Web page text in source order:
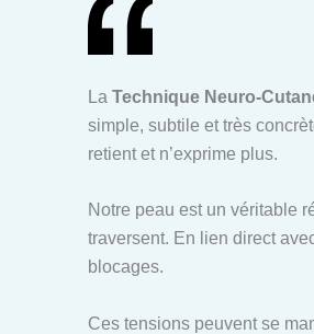
La Technique Neuro-
simple, subtile et très
retient et n’exprime plus.
Notre peau est un véritable
traversent. En lien direct
blocages.
Ces tensions peuvent se